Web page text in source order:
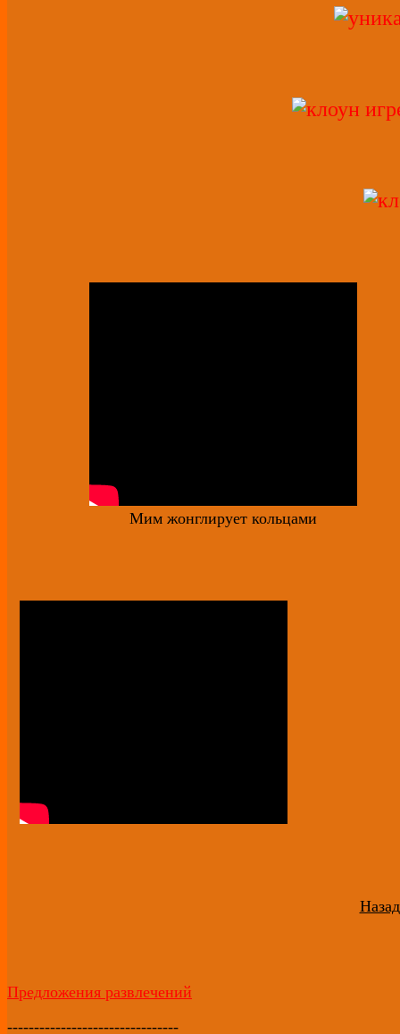
Мим жонглирует кольцами
Предложения развлечений
--------------------------------